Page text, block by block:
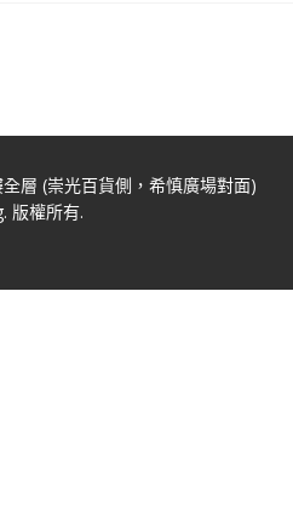
層 (崇光百貨側，希慎廣場對面)
版權所有.